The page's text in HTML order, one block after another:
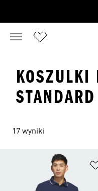
KOSZULKI
STANDARD
17 wyniki